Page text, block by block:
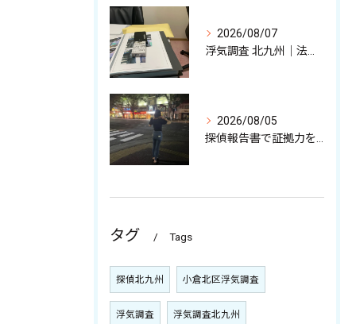
2026/08/07
2026/08/05
タグ Tags
探偵北九州 小倉北区浮気調査
浮気調査 浮気調査北九州